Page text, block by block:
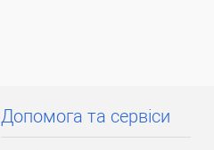
Допомога та сервіси